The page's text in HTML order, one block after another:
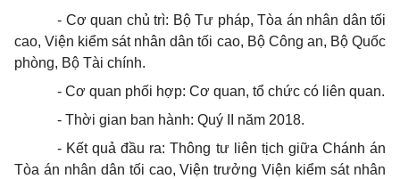
- Cơ quan chủ trì: Bộ Tư pháp, Tòa án nhân dân tối
cao, Viện kiểm sát nhân dân tối cao, Bộ Công an, Bộ Quốc
phòng, Bộ Tài chính.
- Cơ quan phối hợp: Cơ quan, tổ chức có liên quan.
- Thời gian ban hành: Quý II năm 2018.
- Kết quả đầu ra: Thông tư liên tịch giữa Chánh án
Tòa án nhân dân tối cao, Viện trưởng Viện kiểm sát nhân